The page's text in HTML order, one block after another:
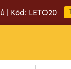
| Kód: LETO20